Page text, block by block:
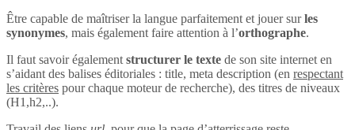
Être capable de maîtriser la langue parfaitement et jouer surles
synonymes, mais également faire attention à l’orthographe.
Il faut savoir également structurer le texte de son site internet en
s’aidant des balises éditoriales : title, meta description (en respectant
les critères pour chaque moteur de recherche), des titres de niveaux
(H1,h2,..).